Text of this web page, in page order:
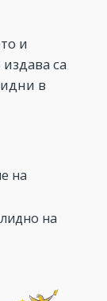
и
са
в
на
на